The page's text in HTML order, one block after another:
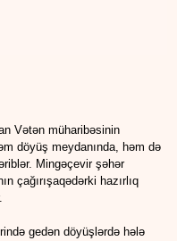
Vətən müharibəsinin
döyüş meydanında, həm də
Mingəçevir şəhər
çağırışaqədərki hazırlıq
gedən döyüşlərdə hələ